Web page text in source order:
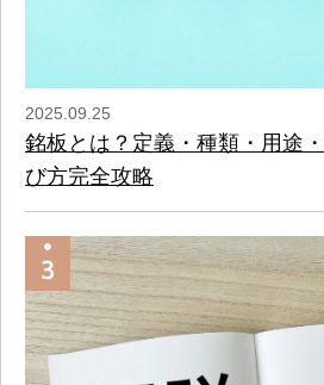
2025.09.25
銘板とは？定義・種類・用途
び方完全攻略